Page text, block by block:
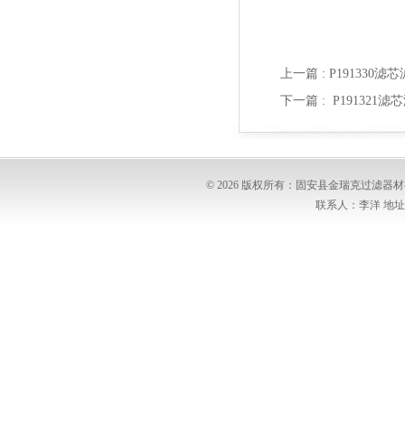
上一篇 : P191330滤
下一篇 : P191321滤
© 2026 版权所有：固安县金瑞克过滤器
联系人：李洋 地